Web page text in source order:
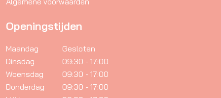
Openingstijden
Maandag
Gesloten
Dinsdag
09:30 - 17:00
Woensdag
09:30 - 17:00
Donderdag
09:30 - 17:00